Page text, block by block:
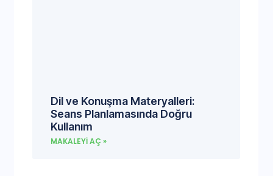
Dil ve Konuşma Materyalleri:
Seans Planlamasında Doğru
Kullanım
MAKALEYI AÇ »